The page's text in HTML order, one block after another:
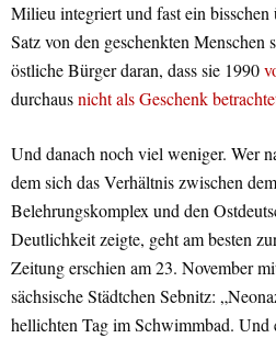
Milieu integriert und fast ein bisschen
Satz von den geschenkten Menschen
östliche Bürger daran, dass sie 1990
durchausnicht als Geschenk
Und danach noch viel weniger. Wer
dem sich das Verhältnis zwischen
Belehrungskomplex und den
Deutlichkeit zeigte, geht am besten
Zeitung erschien am 23. November
sächsische Städtchen Sebnitz:
hellichten Tag im Schwimmbad. Und